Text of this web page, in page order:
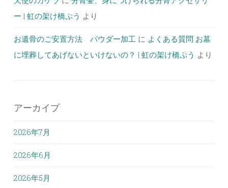
ー | 虹の架け橋ぷう より
お遺骨のご安置方法 パウダー加工 に よくある質問 お墓
に埋葬してあげないといけないの？ | 虹の架け橋ぷう より
アーカイブ
2026年7月
2026年6月
2026年5月